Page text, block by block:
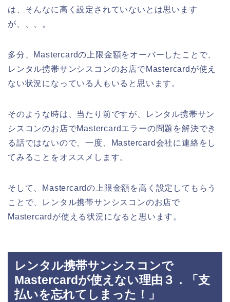
は、そんなに高く設定されていないとは思います
が、、、。
多分、Mastercardの上限金額をオーバーしたことで、
レンタル携帯サンシスコンのお店でMastercardが使え
ない状況になっている人もいると思います。
そのような時は、当たり前ですが、レンタル携帯サン
シスコンのお店でMastercardエラーの問題を解決でき
る話ではないので、一度、Mastercard会社に連絡をし
てみることをオススメします。
そして、Mastercardの上限金額を高く設定してもらう
ことで、レンタル携帯サンシスコンのお店で
Mastercardが使える状況になると思います。
レンタル携帯サンシスコンで
Mastercardが使えない理由３．「支
払いを忘れてしまった！」